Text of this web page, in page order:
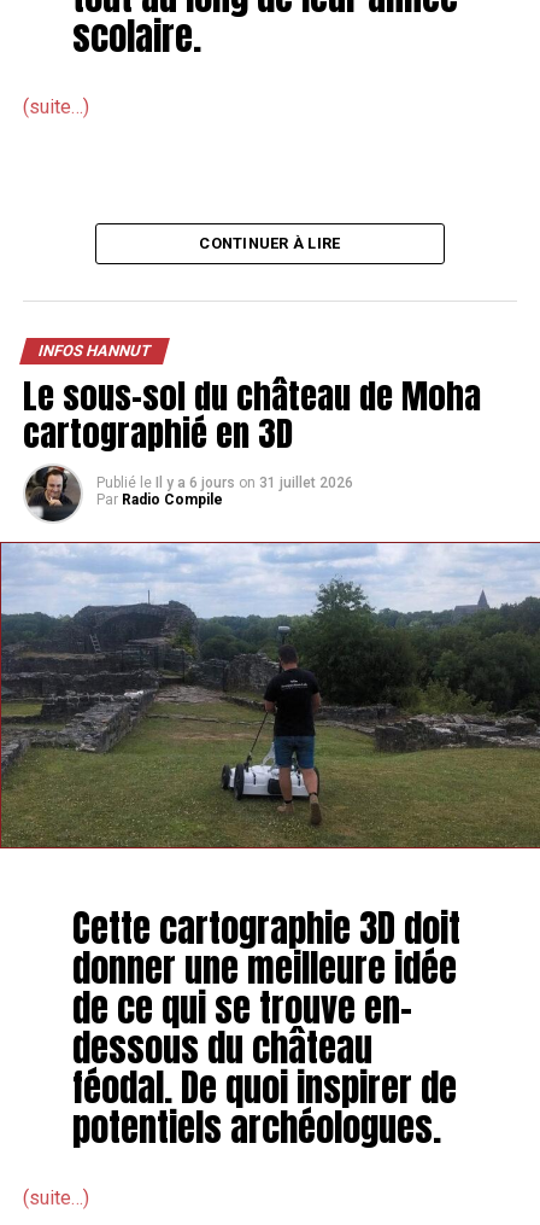
scolaire.
(suite…)
CONTINUER À LIRE
INFOS HANNUT
Le sous-sol du château de Moha
cartographié en 3D
Publié le Il y a 6 jours on 31 juillet 2026
Par Radio Compile
Cette cartographie 3D doit
donner une meilleure idée
de ce qui se trouve en-
dessous du château
féodal. De quoi inspirer de
potentiels archéologues.
(suite…)